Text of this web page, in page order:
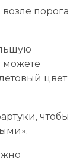
порога
можете
цвет
чтобы